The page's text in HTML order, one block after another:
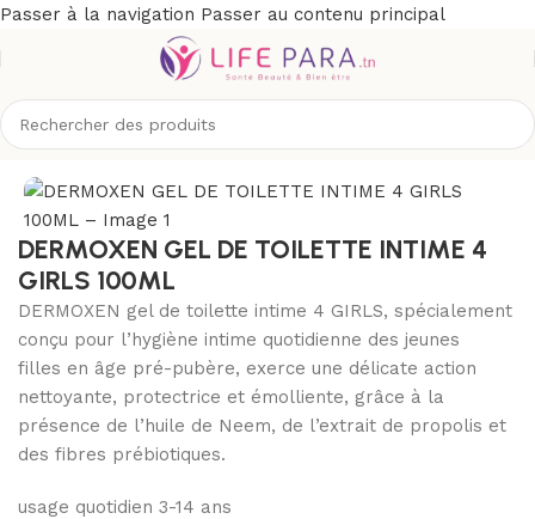
Passer à la navigation Passer au contenu principal
Accueil/Boutique/Hygiène/Hygiène intime/Toilette intime
DERMOXEN GEL DE TOILETTE INTIME 4
GIRLS 100ML
DERMOXEN gel de toilette intime 4 GIRLS, spécialement
conçu pour l’hygiène intime quotidienne des jeunes
filles en âge pré-pubère, exerce une délicate action
nettoyante, protectrice et émolliente, grâce à la
présence de l’huile de Neem, de l’extrait de propolis et
des fibres prébiotiques.
usage quotidien 3-14 ans